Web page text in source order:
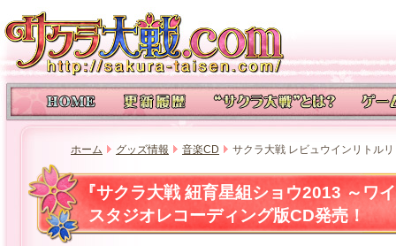
ホーム グッズ情報 音楽CD サクラ大戦 レビュウインリトル
『サクラ大戦 紐育星組ショウ2013 ～ワ
スタジオレコーディング版CD発売！